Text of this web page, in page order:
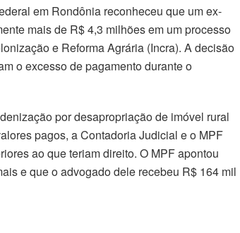
em Rondônia reconheceu que um ex-
mais de R$ 4,3 milhões em um processo
e Reforma Agrária (Incra). A decisão
o excesso de pagamento durante o
por desapropriação de imóvel rural
pagos, a Contadoria Judicial e o MPF
ao que teriam direito. O MPF apontou
e que o advogado dele recebeu R$ 164 mil